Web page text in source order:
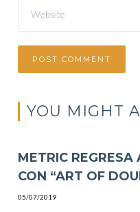
YOU MIGHT
METRIC
CON “ART OF
05/07/2019